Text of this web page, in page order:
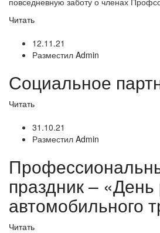
Читать
12.11.21
Разместил Admin
Социальное
Читать
31.10.21
Разместил Admin
праздник –
автомобильного
Читать